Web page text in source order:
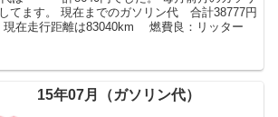
てます。 現在までのガソリン代 合計38777円
現在走行距離は83040km 燃費良：リッター
15年07月（ガソリン代）